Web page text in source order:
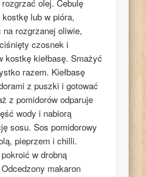
rozgrzać olej. Cebulę
lub w pióra,
na rozgrzanej oliwie,
czosnek i
kostkę kiełbasę. Smażyć
razem. Kiełbasę
z puszki i gotować
z pomidorów odparuje
wody i nabiorą
sosu. Sos pomidorowy
pieprzem i chilli.
w drobną
makaron